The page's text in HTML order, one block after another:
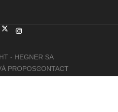
- HEGNER SA
À PROPOSCONTACT